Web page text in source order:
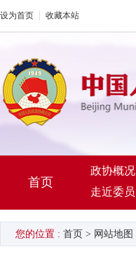
设为首页 收藏本站
首页
政协概况
走近委员
您的位置 : 首页 > 网站地图